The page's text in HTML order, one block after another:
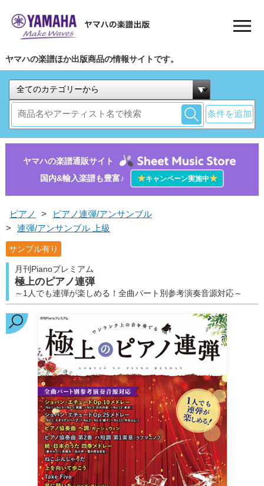
ヤマハの楽譜ほか出版商品の情報サイトです。
条件を追加
ヤマハの楽譜通販サイト
国内&輸入楽譜も豊富♪
★キャンペーン実施中★
ピアノ >
ピアノ連弾/アンサンブル
>
連弾/アンサンブル 上級
サンプル有り
月刊Pianoプレミアム
極上のピアノ連弾
～1人でも連弾が楽しめる！全曲パート別参考演奏音源対応～